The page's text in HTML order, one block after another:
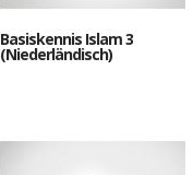
Basiskennis Islam 3
(Niederländisch)